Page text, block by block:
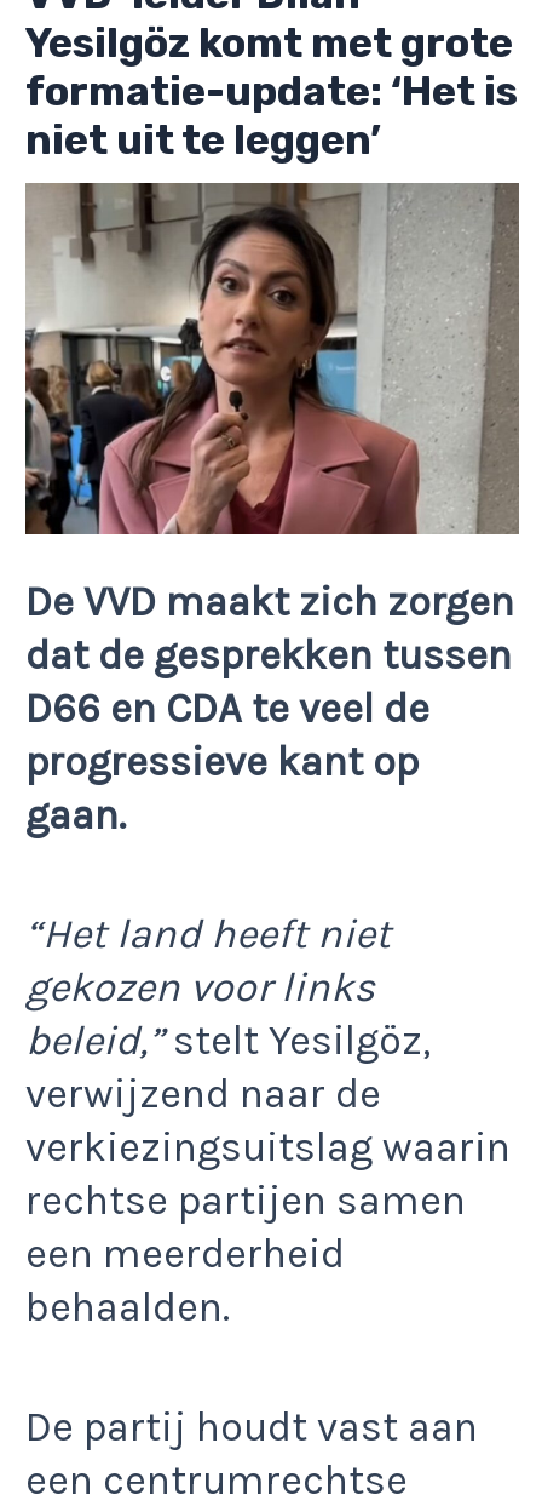
Yesilgöz komt met grote
formatie-update: ‘Het is
niet uit te leggen’
De VVD maakt zich zorgen
dat de gesprekken tussen
D66 en CDA te veel de
progressieve kant op
gaan.
“Het land heeft niet
gekozen voor links
beleid,”stelt Yesilgöz,
verwijzend naar de
verkiezingsuitslag waarin
rechtse partijen samen
een meerderheid
behaalden.
De partij houdt vast aan
een centrumrechtse